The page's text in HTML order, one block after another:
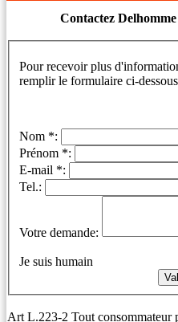
Contactez
Pour recevoir plus
remplir le formulaire ci-
Nom *:
Prénom *:
E-mail *:
Tel.:
Votre demande:
Je suis humain
Art L.223-2 Tout consommateur